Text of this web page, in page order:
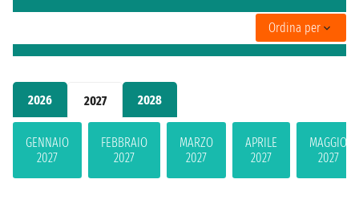
2026 2027 2028
GENNAIO
2027
FEBBRAIO
2027
MARZO
2027
APRILE
2027
MAGGIO
2027
Ordina per